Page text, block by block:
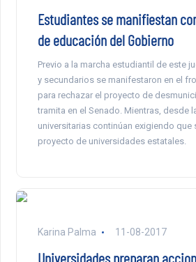
Estudiantes se manifiestan
de educación del Gobierno
Previo a la marcha estudiantil de este
y secundarios se manifestaron en el
para rechazar el proyecto de
tramita en el Senado. Mientras, desde
universitarias continúan exigiendo que
proyecto de universidades estatales.
Karina Palma 11-08-2017
Universidades preparan